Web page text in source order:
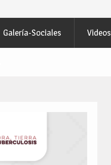
Galería-Sociales Videos